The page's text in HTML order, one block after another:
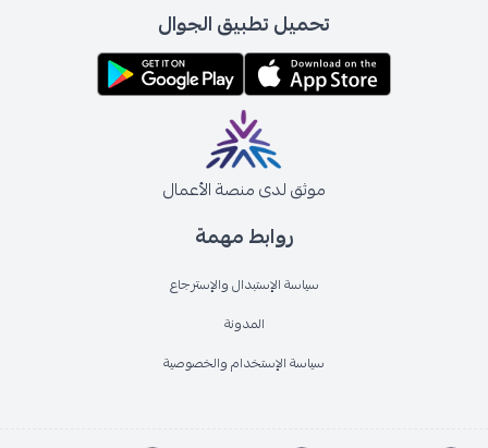
روابط مهمة
سياسة الإستبدال والإسترجاع
المدونة
سياسة الإستخدام والخصوصية
تحميل تطبيق الجوال
موثق لدى منصة الأعمال